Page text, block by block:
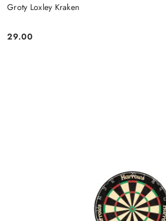
Groty Loxley Kraken
Cena:
29.00